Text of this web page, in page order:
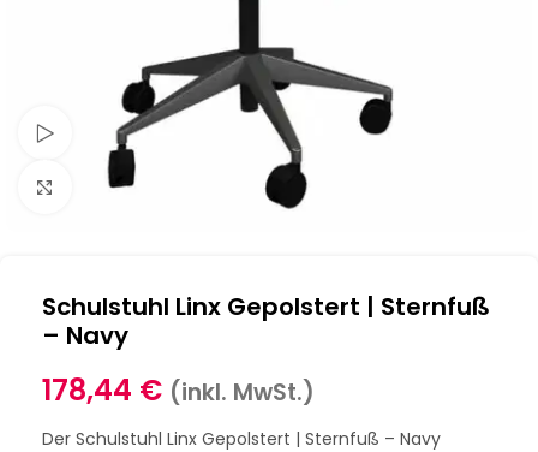
Schau Video
Klick zum Vergrößern
Schulstuhl Linx Gepolstert | Sternfuß
– Navy
178,44 € (inkl. MwSt.)
Der Schulstuhl Linx Gepolstert | Sternfuß – Navy